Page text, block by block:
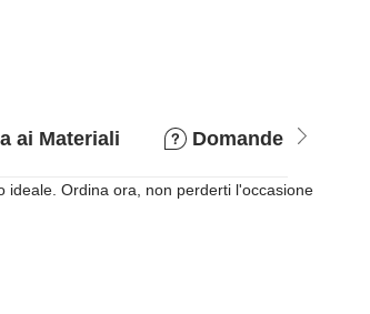
ai Materiali Domande &
ideale. Ordina ora, non perderti l'occasione